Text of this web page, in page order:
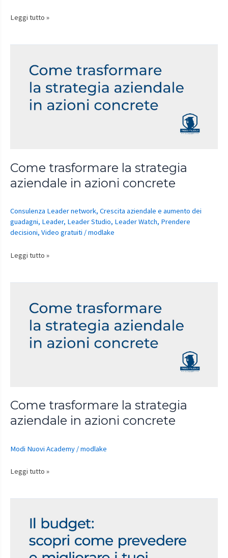
Leggi tutto »
Come trasformare la strategia
aziendale in azioni concrete
Consulenza Leader network, Crescita aziendale e aumento dei
guadagni, Leader, Leader Studio, Leader Watch, Prendere
decisioni, Video gratuiti /modlake
trasformare
strategia
aziendale
Leggi tutto »
Come trasformare la strategia
aziendale in azioni concrete
Modi Nuovi Academy /modlake
strategia
aziendale
Leggi tutto »
budget:
prevedere